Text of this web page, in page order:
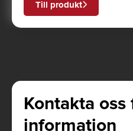
Till produkt
Kontakta
information